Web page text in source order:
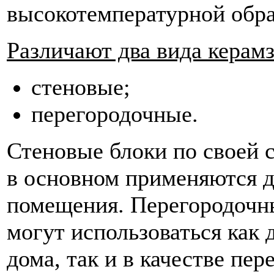
высокотемпературной
Различают два вида
стеновые;
перегородочные.
Стеновые блоки по своей
в основном применяются
помещения.
могут использоваться
дома, так и в качестве